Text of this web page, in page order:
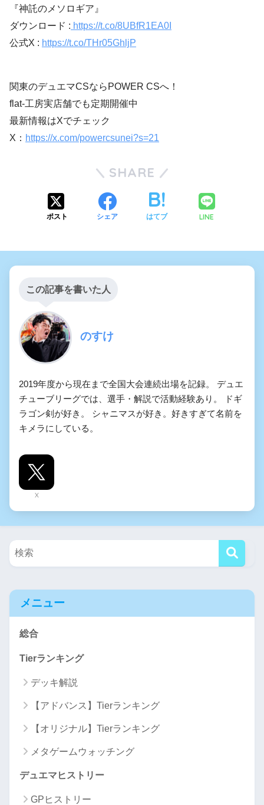
『神託のメソロギア』
ダウンロード : https://t.co/8UBfR1EA0I
公式X : https://t.co/THr05GhljP
関東のデュエマCSならPOWER CSへ！
flat-工房実店舗でも定期開催中
最新情報はXでチェック
X： https://x.com/powercsunei?s=21
SHARE
ポスト シェア はてブ LINE
この記事を書いた人
のすけ
2019年度から現在まで全国大会連続出場を記録。 デュエ
チューブリーグでは、選手・解説で活動経験あり。 ドギ
ラゴン剣が好き。 シャニマスが好き。好きすぎて名前を
キメラにしている。
X
メニュー
総合
Tierランキング
デッキ解説
【アドバンス】Tierランキング
【オリジナル】Tierランキング
メタゲームウォッチング
デュエマヒストリー
GPヒストリー